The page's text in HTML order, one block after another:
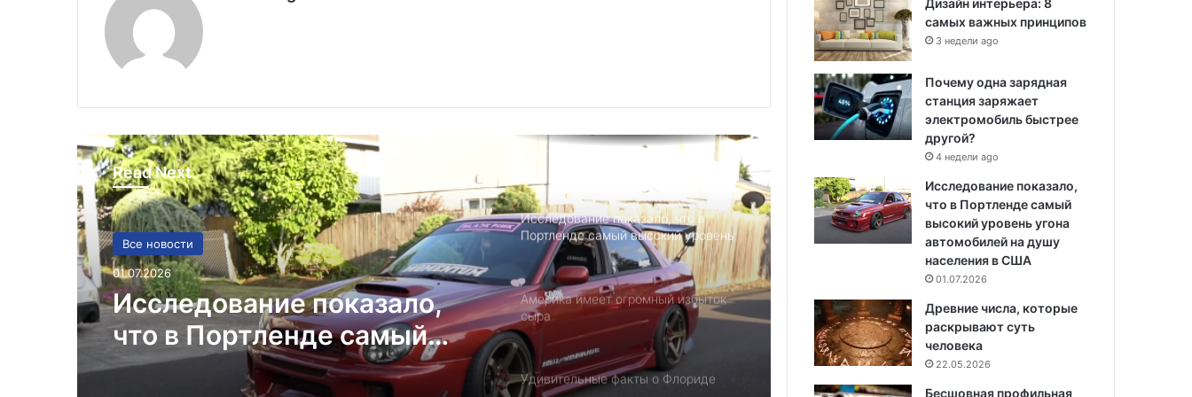
Read Next
Все новости
01.07.2026
Исследование показало,
что в Портленде самый
высокий уровень угона
Детский день рождение в Майами,
как провести праздник под
Исследование показало, что в
Портленде самый высокий уровень
угона автомобилей на душу
населения в США
Америка имеет огромный избыток
сыра
Удивительные факты о Флориде
Дизайн интерьера: 8
самых важных принципов
3 недели ago
Почему одна зарядная
станция заряжает
электромобиль быстрее
другой?
4 недели ago
Исследование показало,
что в Портленде самый
высокий уровень угона
автомобилей на душу
населения в США
01.07.2026
Древние числа, которые
раскрывают суть
человека
22.05.2026
Бесшовная профильная